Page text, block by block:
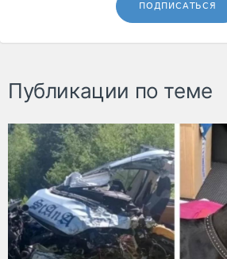
ПОДПИСАТЬСЯ
Публикации по теме